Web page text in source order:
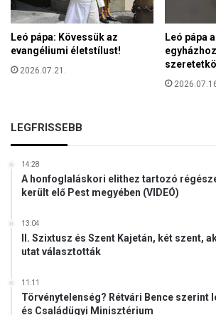
i
n
t
e
r
a
k
á
n
l
Leó pápa: Kövessük az
evangéliumi életstílust!
2026.07.21.
Leó pápa
LEGFRISSEBB
14:28
A honfoglaláskori elithez tartozó
került elő Pest megyében (VIDEÓ)
13:04
II. Szixtusz és Szent Kajetán, két szent,
utat választották
11:11
Törvénytelenség? Rétvári Bence szerint
és Családügyi Minisztérium